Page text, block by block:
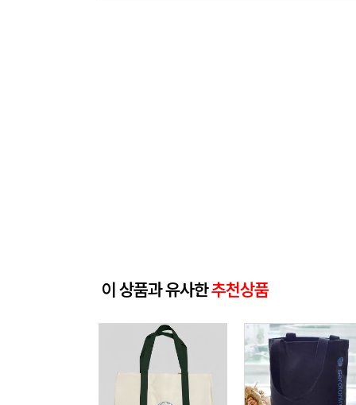
이 상품과 유사한추천상품